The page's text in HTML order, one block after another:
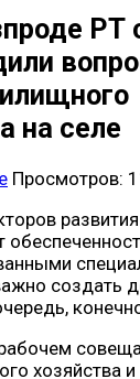
РТ
на селе
Просмотров:
развития
создать
хозяйства